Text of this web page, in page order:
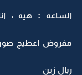
الساعه : هيه ،
مفروض اعطيج
ريال زين